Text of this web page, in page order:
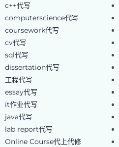
c++代写
computerscience代写
coursework代写
cv代写
sql代写
dissertation代写
工程代写
essay代写
it作业代写
java代写
lab report代写
Online Course代上代修